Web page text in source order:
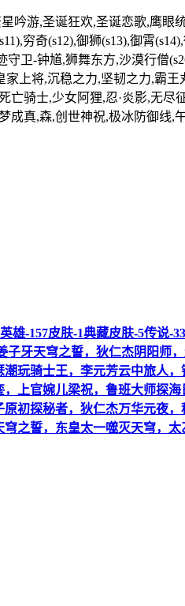
吟游,圣诞狂欢,圣诞恋歌,鹰眼
穷奇(s12),御狮(s13),御霄
守卫-钟馗,狮舞东方,沙漠行僧
上将,沉稳之力,坚韧之力,霸
骑士,少女阿狸,忍·炎影,无
成真,森,创世神祝,极冰防御
雄-157皮肤-1典藏皮肤-5传
牙天穹之誓，狄仁杰阴阳
玩骑士王，李元芳云中旅人
上官婉儿梁祝，鲁班大师探
初探秘者，狄仁杰万华元夜
之誓，东皇太一噬灭天穹，